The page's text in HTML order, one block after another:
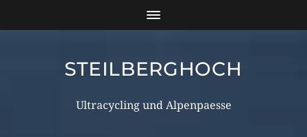
STEILBERGHOCH
Ultracycling und Alpenpaesse